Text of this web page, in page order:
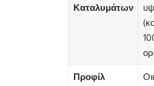
Καταλυμάτων
Προφίλ